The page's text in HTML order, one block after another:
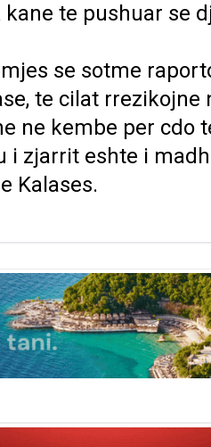
te pushuar se
se sotme
te cilat rrezikojne
ne kembe per cdo
i zjarrit eshte i
Kalases.